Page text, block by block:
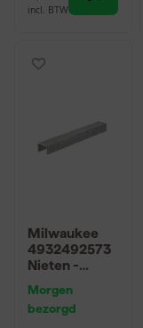
incl. BTW
Milwaukee
4932492573
Nieten -
d - 14mm
(5000 st)
Morgen
bezorgd